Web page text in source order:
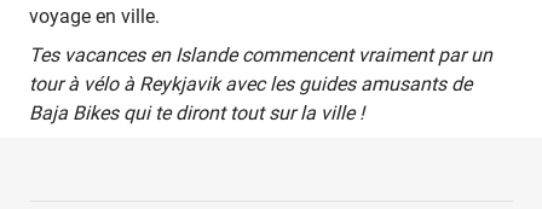
voyage en ville.
Tes vacances en Islande commencent vraiment par un
tour à vélo à Reykjavik avec les guides amusants de
Baja Bikes qui te diront tout sur la ville !